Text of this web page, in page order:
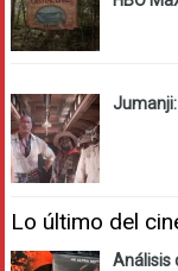
Lo último del
Análisis